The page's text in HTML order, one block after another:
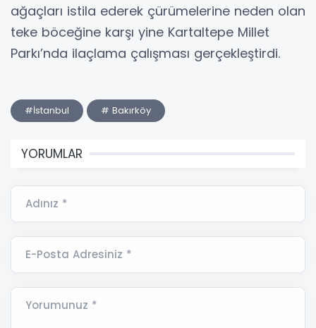
ağaçları istila ederek çürümelerine neden olan
teke böceğine karşı yine Kartaltepe Millet
Parkı’nda ilaçlama çalışması gerçekleştirdi.
#İstanbul # Bakırköy
YORUMLAR
Adınız *
E-Posta Adresiniz *
Yorumunuz *